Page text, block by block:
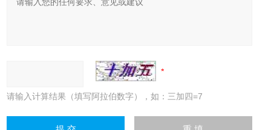
请输入计算结果（填写阿拉伯数字），如：三加四=7